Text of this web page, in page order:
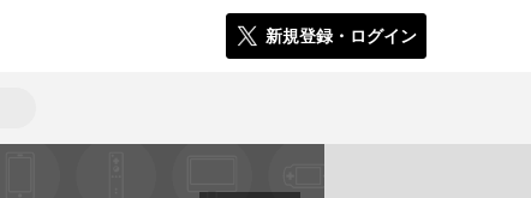
新規登録・ログイン